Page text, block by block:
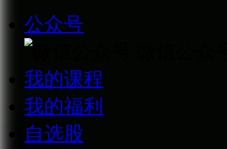
公众号
我的课程
我的福利
自选股